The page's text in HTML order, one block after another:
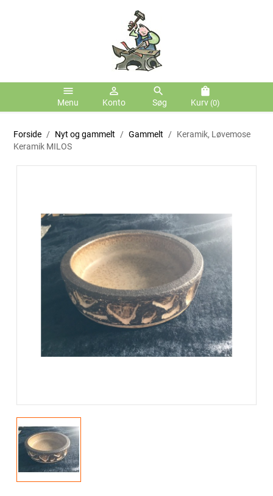
menu
Menu
person_outline
Konto
search
Søg
shopping_bag
Kurv (0)
Forside Nyt og gammelt Gammelt
Keramik, Løvemose
Keramik MILOS